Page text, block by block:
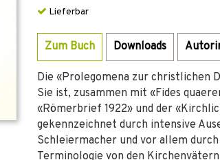
Lieferbar
Zum Buch Downloads
Die «Prolegomena zur christlichen
Sie ist, zusammen mit «Fides
«Römerbrief 1922» und der
gekennzeichnet durch intensive
Schleiermacher und vor allem
Terminologie von den